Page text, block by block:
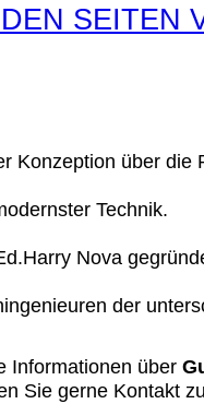
SEITEN
Konzeption über die
Technik.
Nova
der
Informationen über
Sie gerne Kontakt